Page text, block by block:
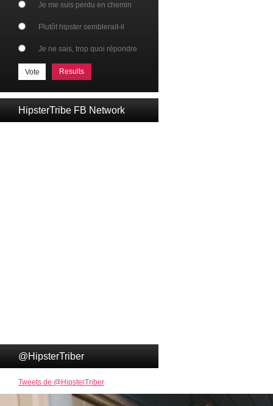
Je me suis perdu en chemin
Plutôt hipster semblerait-il
Je ne sais, trop quoi répondre
Results
HipsterTribe FB Network
@HipsterTriber
Tweets de @HipsterTriber